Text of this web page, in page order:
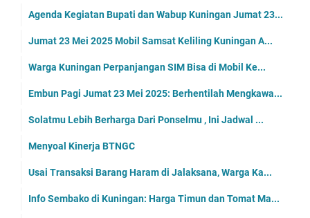
Agenda Kegiatan Bupati dan Wabup Kuningan Jumat 23...
Jumat 23 Mei 2025 Mobil Samsat Keliling Kuningan A...
Warga Kuningan Perpanjangan SIM Bisa di Mobil Ke...
Embun Pagi Jumat 23 Mei 2025: Berhentilah Mengkawa...
Solatmu Lebih Berharga Dari Ponselmu , Ini Jadwal ...
Menyoal Kinerja BTNGC
Usai Transaksi Barang Haram di Jalaksana, Warga Ka...
Info Sembako di Kuningan: Harga Timun dan Tomat Ma...